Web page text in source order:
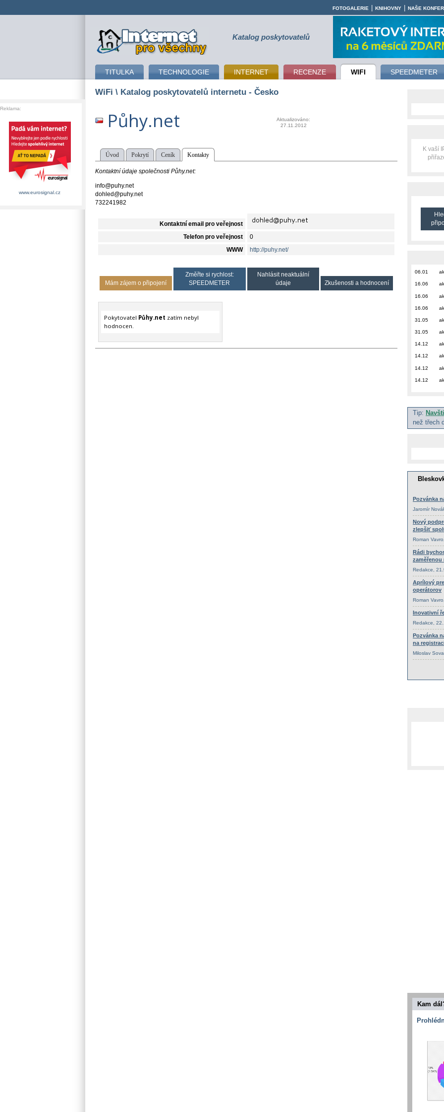
připojení k internetu Katalog poskytovatelů
TITULKA TECHNOLOGIE INTERNET RECENZE WIFI SPEEDMETER
FOTOGALERIE KNIHOVNY NAŠE
WiFi \ Katalog poskytovatelů internetu - Česko
Půhy.net
Aktualizováno:
27.11.2012
Úvod Pokrytí Ceník Kontakty
Kontaktní údaje společnosti Půhy.net:
info@puhy.net
dohled@puhy.net
732241982
Kontaktní email pro veřejnost
Telefon pro veřejnost 0
WWW http://puhy.net/
Mám zájem o připojení
Změřte si rychlost:
SPEEDMETER
Nahlásit neaktuální
údaje
Zkušenosti a hodnocení
Pokytovatel Půhy.net zatím nebyl
hodnocen.
K vaší
06.01
16.06
16.06
16.06
31.05
31.05
14.12
14.12
14.12
14.12
Tip:
než třech
Kam
Reklama:
www.eurosignal.cz